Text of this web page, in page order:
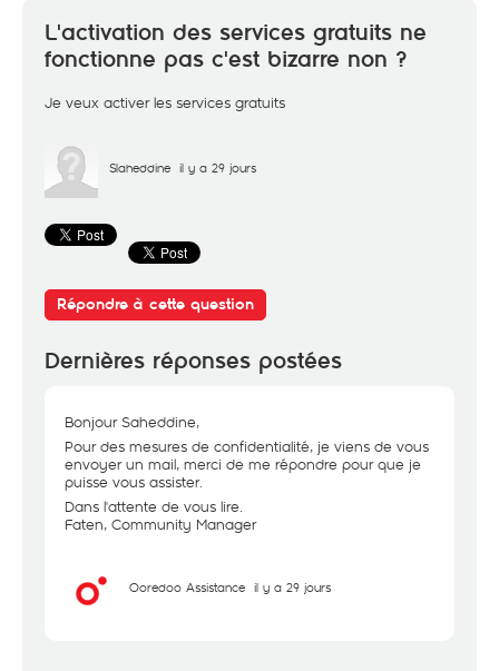
L'activation des services gratuits ne
fonctionne pas c'est bizarre non ?
Je veux activer les services gratuits
Slaheddine il y a 29 jours
Répondre à cette question
Dernières réponses postées
Bonjour Saheddine,
Pour des mesures de confidentialité, je viens de vous
envoyer un mail, merci de me répondre pour que je
puisse vous assister.
Dans l'attente de vous lire.
Faten, Community Manager
Ooredoo Assistance il y a 29 jours